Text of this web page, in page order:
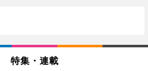
特集・連載